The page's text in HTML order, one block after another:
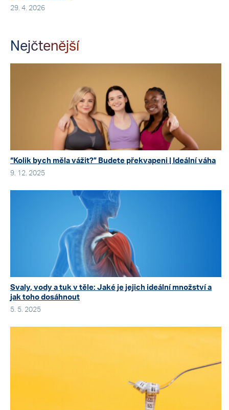
29. 4. 2026
Nejčtenější
“Kolik bych měla vážit?” Budete překvapeni | Ideální váha
9. 12. 2025
Svaly, vody a tuk v těle: Jaké je jejich ideální množství a
jak toho dosáhnout
5. 5. 2025